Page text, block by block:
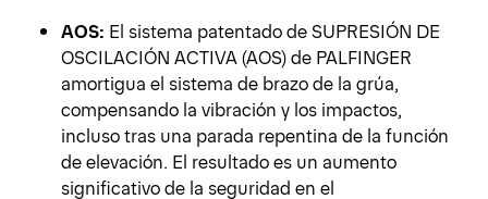
AOS: El sistema patentado de SUPRESIÓN DE
OSCILACIÓN ACTIVA (AOS) de PALFINGER
amortigua el sistema de brazo de la grúa,
compensando la vibración y los impactos,
incluso tras una parada repentina de la función
de elevación. El resultado es un aumento
significativo de la seguridad en el